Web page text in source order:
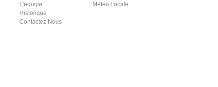
L'équipe
Historique
Contactez Nous
Météo Locale